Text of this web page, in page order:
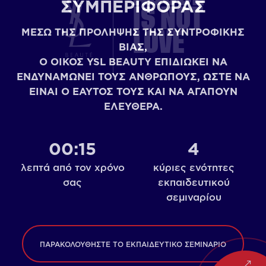
ΣΥΜΠΕΡΙΦΟΡΆΣ
ΜΈΣΩ ΤΗΣ ΠΡΌΛΗΨΗΣ ΤΗΣ ΣΥΝΤΡΟΦΙΚΉΣ
ΒΊΑΣ,
Ο ΟΊΚΟΣ YSL BEAUTY ΕΠΙΔΙΏΚΕΙ ΝΑ
ΕΝΔΥΝΑΜΏΝΕΙ ΤΟΥΣ ΑΝΘΡΏΠΟΥΣ, ΏΣΤΕ ΝΑ
ΕΊΝΑΙ Ο ΕΑΥΤΌΣ ΤΟΥΣ ΚΑΙ ΝΑ ΑΓΑΠΟΎΝ
ΕΛΕΎΘΕΡΑ.
00:15
λεπτά από τον χρόνο
σας
4
κύριες ενότητες
εκπαιδευτικού
σεμιναρίου
ΠΑΡΑΚΟΛΟΥΘΉΣΤΕ ΤΟ ΕΚΠΑΙΔΕΥΤΙΚΌ ΣΕΜΙΝΆΡΙΟ
IS NOT
LOVE